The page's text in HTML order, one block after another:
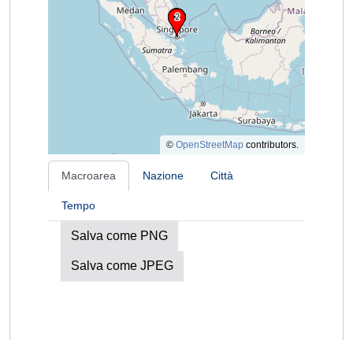
© OpenStreetMap contributors.
Macroarea Nazione Città
Tempo
Salva come PNG
Salva come JPEG